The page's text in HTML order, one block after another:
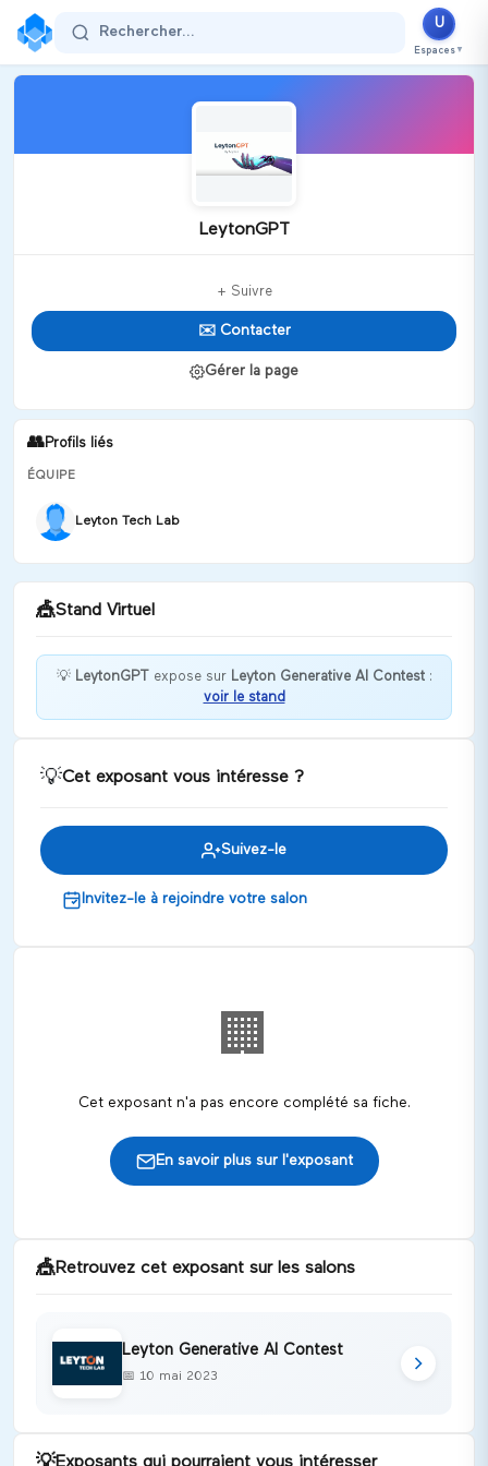
Rechercher...
U
Espaces ▼
LeytonGPT
+ Suivre
✉️ Contacter
Gérer la page
👥Profils liés
ÉQUIPE
Leyton Tech Lab
🎪Stand Virtuel
Bienvenue chez LeytonGPT !
💡 LeytonGPT expose sur Leyton Generative AI Contest:
voir le stand
💡Cet exposant vous intéresse ?
Suivez-le
Invitez-le à rejoindre votre salon
🏢
Cet exposant n'a pas encore complété sa fiche.
En savoir plus sur l'exposant
🎪Retrouvez cet exposant sur les salons
Leyton Generative AI Contest
📅 10 mai 2023